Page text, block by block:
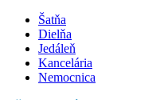
Šatňa
Dielňa
Jedáleň
Kancelária
Nemocnica